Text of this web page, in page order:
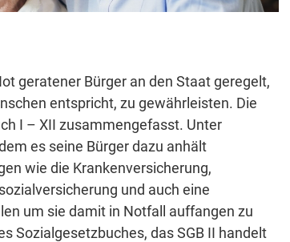
geratener Bürger an den Staat geregelt,
entspricht, zu gewährleisten. Die
I – XII zusammengefasst. Unter
es seine Bürger dazu anhält
wie die Krankenversicherung,
und auch eine
um sie damit in Notfall auffangen zu
Sozialgesetzbuches, das SGB II handelt